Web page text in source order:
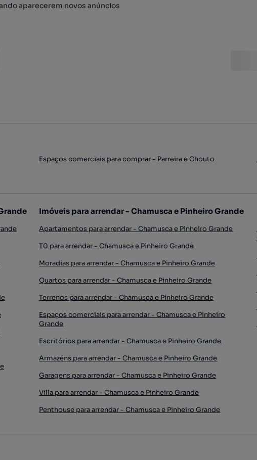
aparecerem novos anúncios
Espaços comerciais para comprar - Parreira e Chouto
Imóveis para arrendar - Chamusca e Pinheiro Grande
Apartamentos para arrendar - Chamusca e Pinheiro Grande
T0 para arrendar - Chamusca e Pinheiro Grande
Moradias para arrendar - Chamusca e Pinheiro Grande
Quartos para arrendar - Chamusca e Pinheiro Grande
Terrenos para arrendar - Chamusca e Pinheiro Grande
Espaços comerciais para arrendar - Chamusca e Pinheiro
Grande
Escritórios para arrendar - Chamusca e Pinheiro Grande
Armazéns para arrendar - Chamusca e Pinheiro Grande
Garagens para arrendar - Chamusca e Pinheiro Grande
Villa para arrendar - Chamusca e Pinheiro Grande
Penthouse para arrendar - Chamusca e Pinheiro Grande